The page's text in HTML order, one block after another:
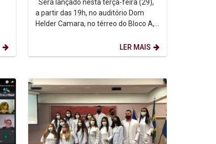
científica
a partir das 19h, no auditório Dom
Helder Camara, no térreo do Bloco A,
LER MAIS